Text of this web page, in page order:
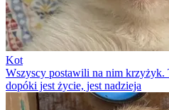
Kot
Wszyscy postawili na nim krzyżyk.
dopóki jest życie, jest nadzieja